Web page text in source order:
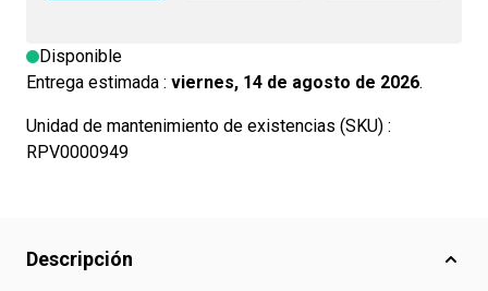
Disponible
Entrega estimada : viernes, 14 de agosto de 2026.
Unidad de mantenimiento de existencias (SKU) :
RPV0000949
Descripción